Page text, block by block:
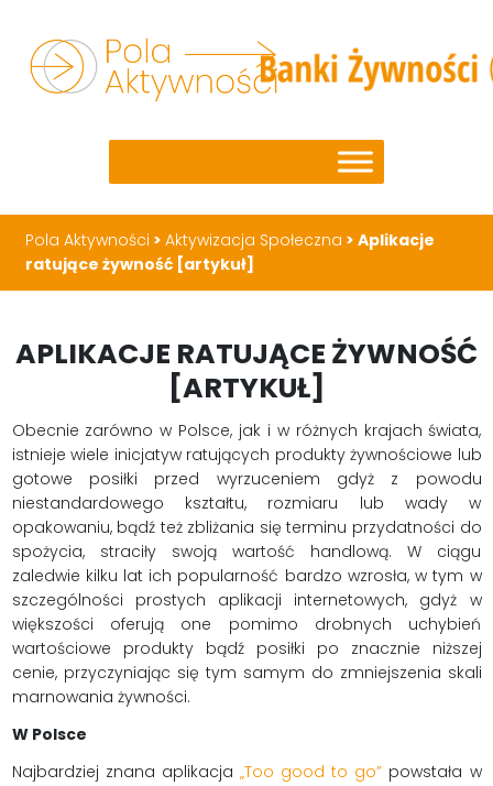
Pola Aktywności >Aktywizacja Społeczna >Aplikacje
ratujące żywność [artykuł]
APLIKACJE RATUJĄCE ŻYWNOŚĆ
[ARTYKUŁ]
Obecnie zarówno w Polsce, jak i w różnych krajach świata,
istnieje wiele inicjatyw ratujących produkty żywnościowe lub
gotowe posiłki przed wyrzuceniem gdyż z powodu
niestandardowego kształtu, rozmiaru lub wady w
opakowaniu, bądź też zbliżania się terminu przydatności do
spożycia, straciły swoją wartość handlową. W ciągu
zaledwie kilku lat ich popularność bardzo wzrosła, w tym w
szczególności prostych aplikacji internetowych, gdyż w
większości oferują one pomimo drobnych uchybień
wartościowe produkty bądź posiłki po znacznie niższej
cenie, przyczyniając się tym samym do zmniejszenia skali
marnowania żywności.
W Polsce
Najbardziej znana aplikacja „Too good to go” powstała w